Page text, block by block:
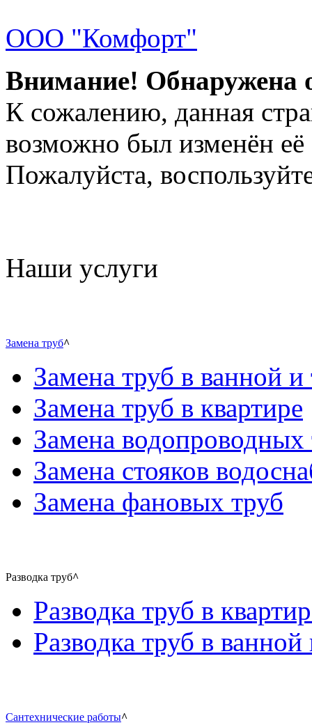
ООО "Комфорт"
Внимание! Обнаружена
К сожалению, данная
возможно был изменён её
Пожалуйста,
Наши услуги
Замена труб^
Замена труб в ванной и
Замена труб в квартире
Замена водопроводных
Замена стояков
Замена фановых труб
Разводка труб^
Разводка труб в
Разводка труб в ванной
Сантехнические работы^